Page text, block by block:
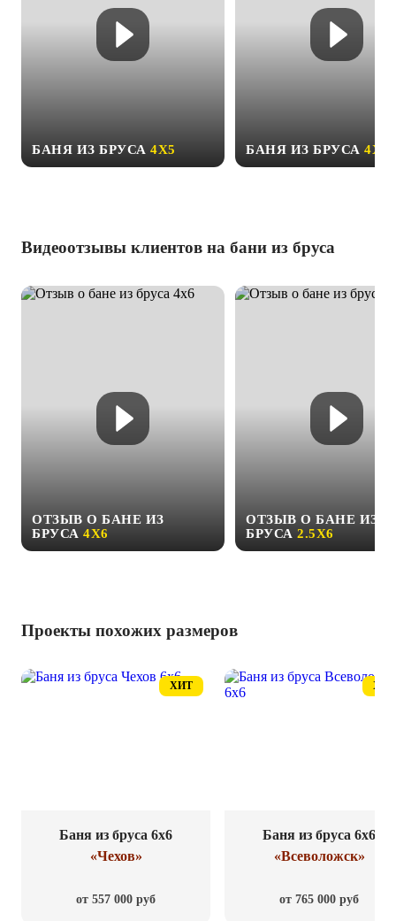
БАНЯ ИЗ БРУСА 4Х5 БАНЯ ИЗ БРУСА 4Х6
Видеоотзывы клиентов на бани из бруса
ОТЗЫВ О БАНЕ ИЗ
БРУСА 4Х6
ОТЗЫВ О БАНЕ ИЗ
БРУСА 2.5Х6
Проекты похожих размеров
ХИТ
Баня из бруса 6x6
«Чехов»
от 557 000 руб
ХИТ
Баня из бруса 6x6
«Всеволожск»
от 765 000 руб